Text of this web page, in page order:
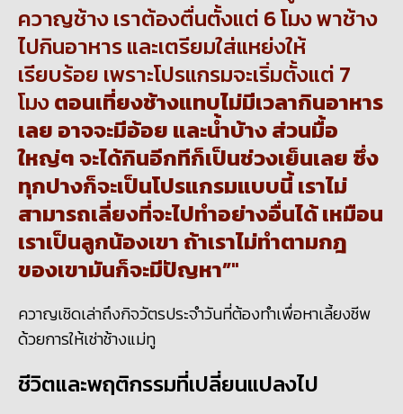
ควาญช้าง เราต้องตื่นตั้งแต่ 6 โมง พาช้าง
ไปกินอาหาร และเตรียมใส่แหย่งให้
เรียบร้อย เพราะโปรแกรมจะเริ่มตั้งแต่ 7
โมงตอนเที่ยงช้างแทบไม่มีเวลากินอาหาร
เลย อาจจะมีอ้อย และน้ำบ้าง ส่วนมื้อ
ใหญ่ๆ จะได้กินอีกทีก็เป็นช่วงเย็นเลย ซึ่ง
ทุกปางก็จะเป็นโปรแกรมแบบนี้ เราไม่
สามารถเลี่ยงที่จะไปทำอย่างอื่นได้ เหมือน
เราเป็นลูกน้องเขา ถ้าเราไม่ทำตามกฎ
ของเขามันก็จะมีปัญหา”
ควาญเชิดเล่าถึงกิจวัตรประจำวันที่ต้องทำเพื่อหาเลี้ยงชีพ
ด้วยการให้เช่าช้างแม่ทู
ชีวิตและพฤติกรรมที่เปลี่ยนแปลงไป